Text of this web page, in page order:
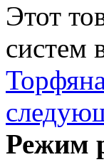
Этот
систем
Режим